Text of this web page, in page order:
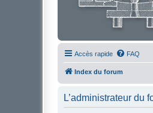
Accès rapide FAQ
Index du forum
L’administrateur du